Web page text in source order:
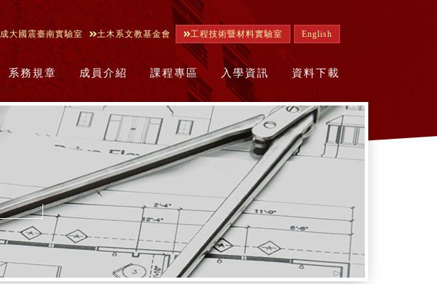
成大國震臺南實驗室 土木系文教基金會 工程技術暨材料實驗室 English
系務規章 成員介紹 課程專區 入學資訊 資料下載